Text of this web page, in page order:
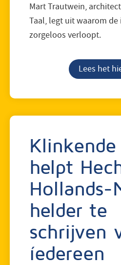
Mart Trautwein,
Taal, legt uit waarom
zorgeloos verloopt.
Lees het
Klinkende
helpt
Hollands-
helder te
schrijven
íedereen